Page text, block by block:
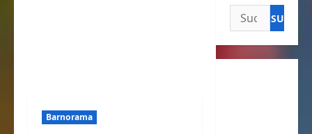
Barnorama
Suchen
nach: